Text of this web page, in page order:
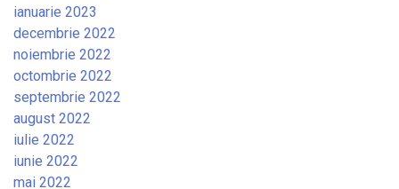
ianuarie 2023
decembrie 2022
noiembrie 2022
octombrie 2022
septembrie 2022
august 2022
iulie 2022
iunie 2022
mai 2022